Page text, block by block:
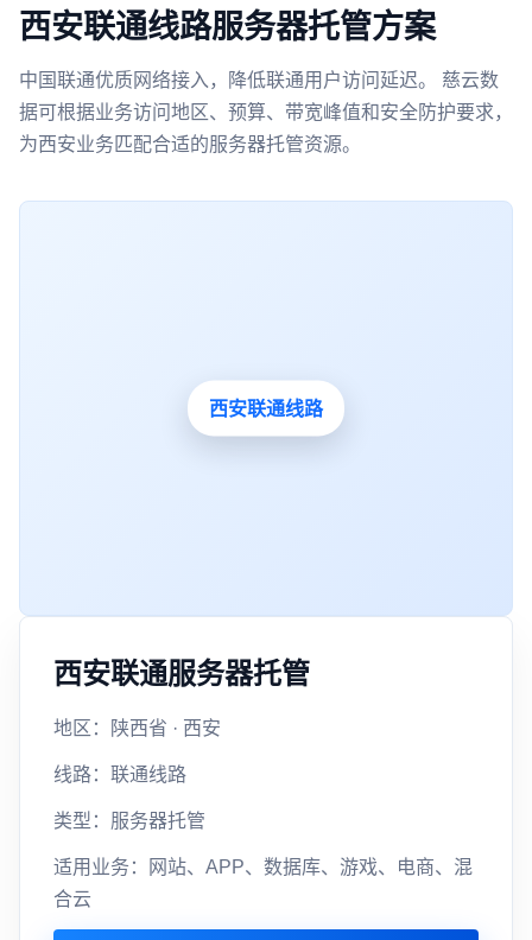
西安联通线路服务器托管方案
中国联通优质网络接入，降低联通用户访问延迟。 慈云数
据可根据业务访问地区、预算、带宽峰值和安全防护要求，
为西安业务匹配合适的服务器托管资源。
西安联通服务器托管
地区：陕西省 · 西安
线路：联通线路
类型：服务器托管
适用业务：网站、APP、数据库、游戏、电商、混
合云